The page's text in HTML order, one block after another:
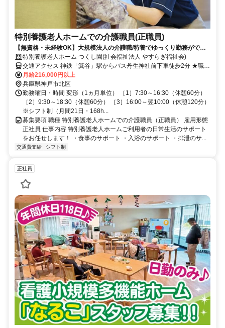
特別養護老人ホームでの介護職員(正職員)
【無資格・未経験OK】大規模法人の介護職/特養でゆっくり勤務ができ
ます/職種限定手当あり★
特別養護老人ホーム つくし園(社会福祉法人 やすらぎ福祉会)
交通アクセス 神鉄「箕谷」駅からバス丹生神社前下車徒歩2分 ★職員
の勤務に合わせた職員送迎車を運行中！ ★マイカー通勤OK！
月給216,000円以上
兵庫県神戸市北区
勤務曜日・時間 変形（1ヵ月単位） ［1］7:30～16:30（休憩60分）
［2］9:30～18:30（休憩60分） ［3］16:00～翌10:00（休憩120分）
※シフト制（月間21日・168h...
募集要項 職種 特別養護老人ホームでの介護職員（正職員） 雇用形態
正社員 仕事内容 特別養護老人ホームご利用者の日常生活のサポート
をお任せします！ ・食事のサポート ・入浴のサポート ・排泄のサ...
交通費支給 シフト制
正社員